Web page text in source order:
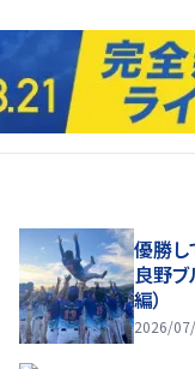
優勝し
良野ブ
編）
2026/